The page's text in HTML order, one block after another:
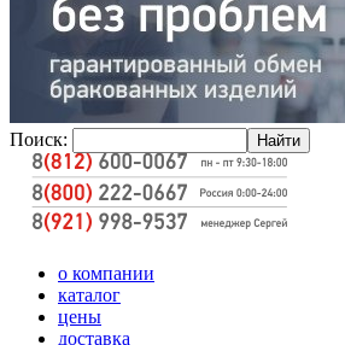
Поиск:
о компании
каталог
цены
доставка